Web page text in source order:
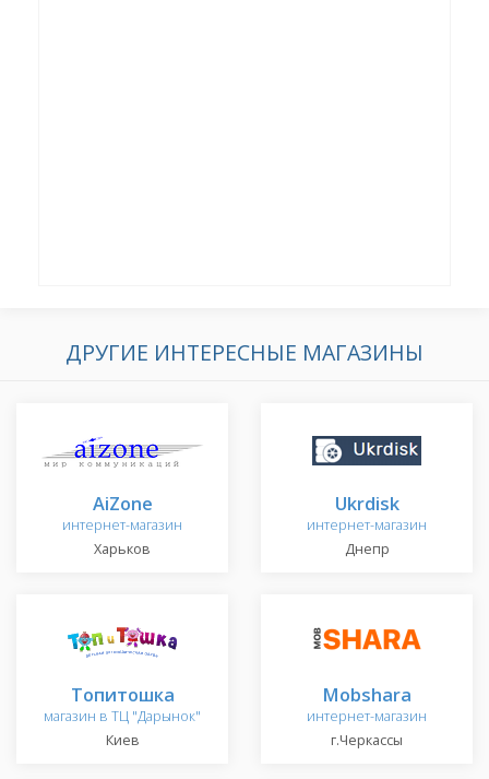
ДРУГИЕ ИНТЕРЕСНЫЕ МАГАЗИНЫ
AiZone
интернет-магазин
Харьков
Ukrdisk
интернет-магазин
Днепр
Топитошка
магазин в ТЦ "Дарынок"
Киев
Mobshara
интернет-магазин
г.Черкассы